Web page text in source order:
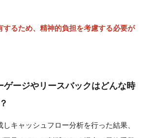
するため、精神的負担を考慮する必要が
ゲージやリースバックはどんな時
キャッシュフロー分析を行った結果、